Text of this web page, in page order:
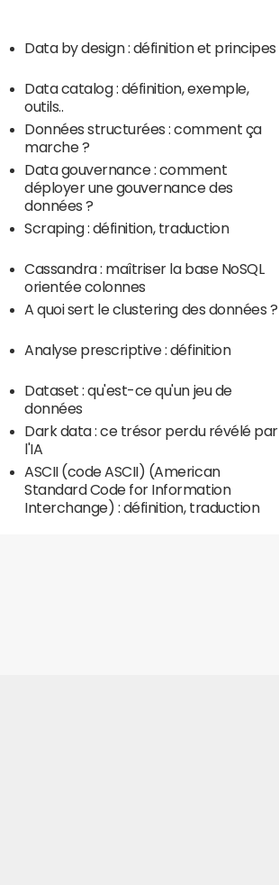
Data by design : définition et principes
Data catalog : définition, exemple,
outils..
Données structurées : comment ça
marche ?
Data gouvernance : comment
déployer une gouvernance des
données ?
Scraping : définition, traduction
Cassandra : maîtriser la base NoSQL
orientée colonnes
A quoi sert le clustering des données ?
Analyse prescriptive : définition
Dataset : qu'est-ce qu'un jeu de
données
Dark data : ce trésor perdu révélé par
l'IA
ASCII (code ASCII) (American
Standard Code for Information
Interchange) : définition, traduction